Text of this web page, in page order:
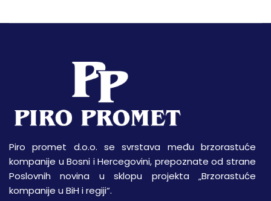
Piro promet d.o.o. se svrstava među brzorastuće
kompanije u Bosni i Hercegovini, prepoznate od strane
Poslovnih novina u sklopu projekta „Brzorastuće
kompanije u BiH i regiji“.